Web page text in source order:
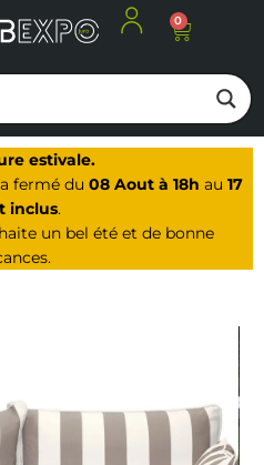
0
Panier
estivale.
fermé du 08 Aout à 18h au 17
inclus.
un bel été et de bonne